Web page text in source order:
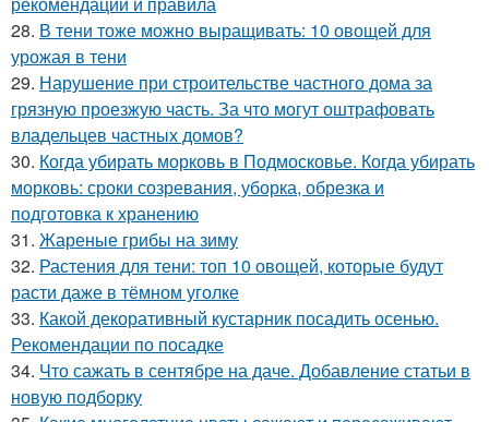
28. В тени тоже можно выращивать: 10 овощей для
урожая в тени
29. Нарушение при строительстве частного дома за
грязную проезжую часть. За что могут оштрафовать
владельцев частных домов?
30. Когда убирать морковь в Подмосковье. Когда убирать
морковь: сроки созревания, уборка, обрезка и
подготовка к хранению
31. Жареные грибы на зиму
32. Растения для тени: топ 10 овощей, которые будут
расти даже в тёмном уголке
33. Какой декоративный кустарник посадить осенью.
Рекомендации по посадке
34. Что сажать в сентябре на даче. Добавление статьи в
новую подборку